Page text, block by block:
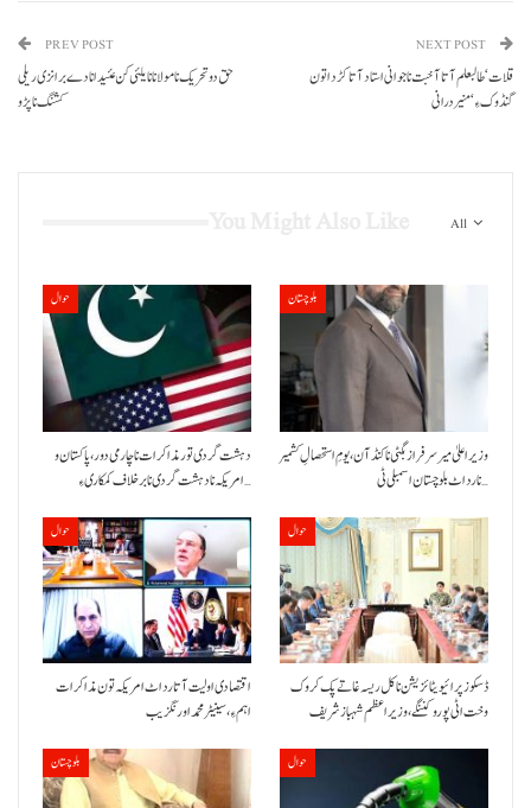
PREV POST
حق دو تحریک نا مولانا نا یلئی کن عئید انا دے برانزی ریلی
کشنگ نا پڑو
NEXT POST
قلات‘ طالبعلم آتا آخبت نا جوانی استاد آتا کڑد اتون
گنڈوک ءِ‘ منیر درانی
All
حوال
دہشت گردی تور مذاکرات نا چارمی دور،پاکستان و
امریکہ نا دہشت گردی نا برخلاف کمکاری ءِ…
بلوچستان
وزیراعلیٰ میر سرفراز بگٹی نا کنڈ آن،یومِ استحصالِ کشمیر
نا رد اٹ بلوچستان اسمبلی ٹی…
حوال
اقتصادی اولیت آتا رد اٹ امریکہ تون مذاکرات
اہم ءِ،سینیٹر محمد اورنگزیب
حوال
ڈسکوز پرائیویٹائزیشن نا کل ریسہ غاتے پک کروک
وخت اٹی پورو کننگے ،وزیراعظم شہباز شریف
بلوچستان حوال